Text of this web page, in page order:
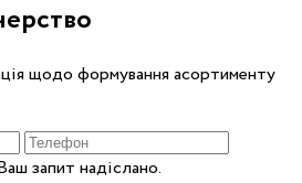
щодо формування асортименту
запит надіслано.